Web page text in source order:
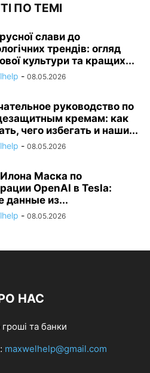
ПО ТЕМІ
слави до
трендів: огляд
культури та кращих...
- 08.05.2026
руководство по
кремам: как
чего избегать и наши...
- 08.05.2026
Маска по
OpenAI в Tesla:
данные из...
- 08.05.2026
НАС
та банки
maxwelhelp@gmail.com